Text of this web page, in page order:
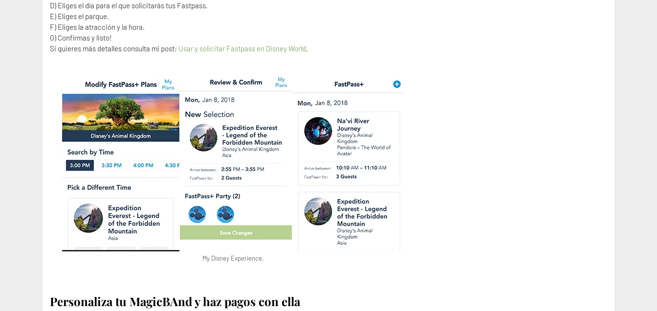
D) Eliges el día para el que solicitarás tus Fastpass.
E) Eliges el parque.
F) Eliges la atracción y la hora.
G) Confirmas y listo!
Si quieres más detalles consulta mi post: Usar y solicitar Fastpass en Disney World.
My Disney Experience.
Personaliza tu MagicBAnd y haz pagos con ella